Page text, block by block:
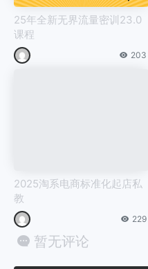
25年全新无界流量密训23.0
课程
203
2025淘系电商标准化起店私
教
229
暂无评论